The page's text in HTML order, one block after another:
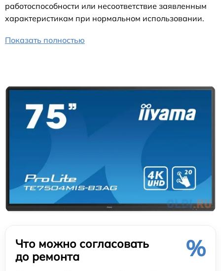
работоспособности или несоответствие заявленным
характеристикам при нормальном использовании.
Показать полностью
Что можно согласовать
до ремонта
%